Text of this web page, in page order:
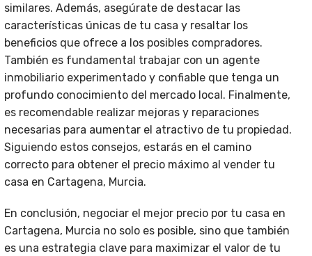
similares. Además, asegúrate de destacar las
características únicas de tu casa y resaltar los
beneficios que ofrece a los posibles compradores.
También es fundamental trabajar con un agente
inmobiliario experimentado y confiable que tenga un
profundo conocimiento del mercado local. Finalmente,
es recomendable realizar mejoras y reparaciones
necesarias para aumentar el atractivo de tu propiedad.
Siguiendo estos consejos, estarás en el camino
correcto para obtener el precio máximo al vender tu
casa en Cartagena, Murcia.
En conclusión, negociar el mejor precio por tu casa en
Cartagena, Murcia no solo es posible, sino que también
es una estrategia clave para maximizar el valor de tu